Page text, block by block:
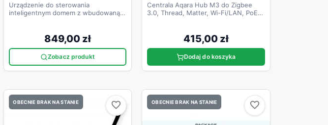
Urządzenie do sterowania
inteligentnym domem z wbudowaną
849,00 zł
Zobacz produkt
Centrala Aqara Hub M3 do Zigbee
3.0, Thread, Matter, Wi-Fi/LAN, PoE i
415,00 zł
Dodaj do koszyka
OBECNIE BRAK NA STANIE favorite_border
favorite_border OBECNIE BRAK NA STANIE favorite_border
favorite_border